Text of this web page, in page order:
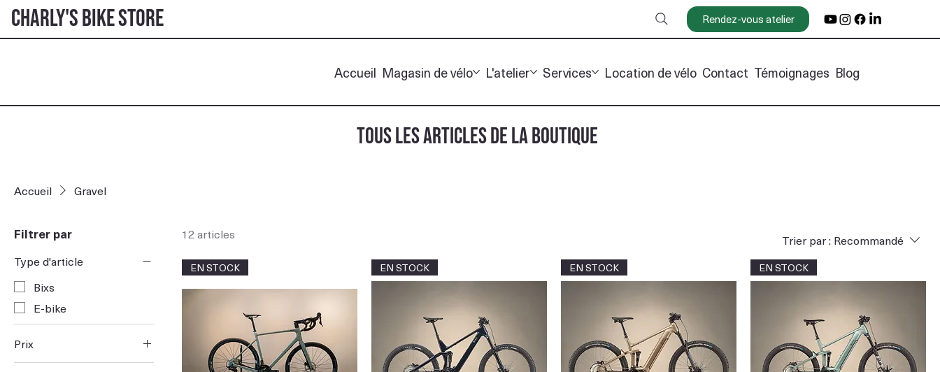
Charly's Bike Store Rendez-vous atelier
Accueil Magasin de vélo L'atelier Services Location de vélo Contact Témoignages Blog
Accueil Gravel
Filtrer par
Type d'article
Bixs
E-bike
Prix
12 articles Trier par : Recommandé
EN STOCK EN STOCK EN STOCK EN STOCK
TOUS LES ARTICLES DE LA BOUTIQUE